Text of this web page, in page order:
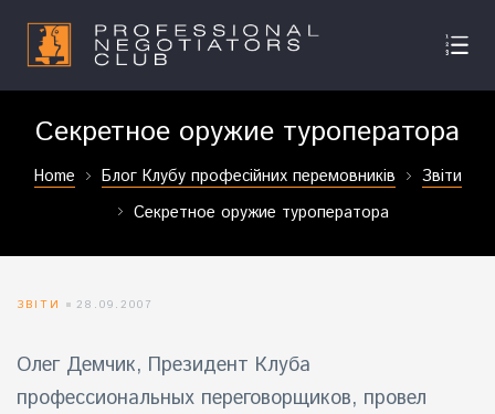
Секретное оружие туроператора
Home Блог Клубу професійних перемовників
Звіти
Секретное оружие туроператора
ЗВІТИ 28.09.2007
Олег Демчик, Президент Клуба
профессиональных переговорщиков, провел